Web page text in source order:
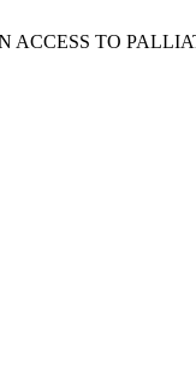
ACCESS TO